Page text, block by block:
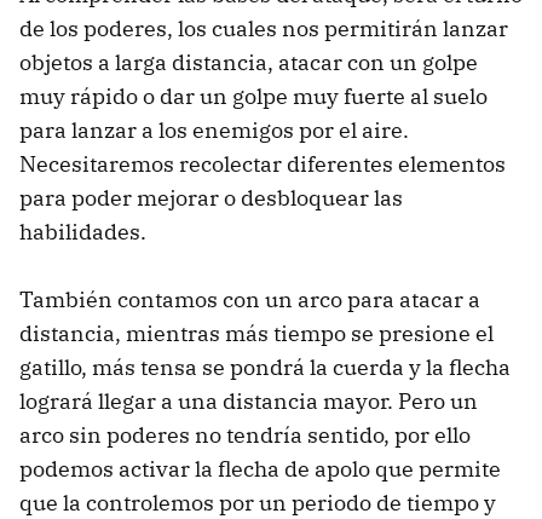
de los poderes, los cuales nos permitirán lanzar
objetos a larga distancia, atacar con un golpe
muy rápido o dar un golpe muy fuerte al suelo
para lanzar a los enemigos por el aire.
Necesitaremos recolectar diferentes elementos
para poder mejorar o desbloquear las
habilidades.
También contamos con un arco para atacar a
distancia, mientras más tiempo se presione el
gatillo, más tensa se pondrá la cuerda y la flecha
logrará llegar a una distancia mayor. Pero un
arco sin poderes no tendría sentido, por ello
podemos activar la flecha de apolo que permite
que la controlemos por un periodo de tiempo y